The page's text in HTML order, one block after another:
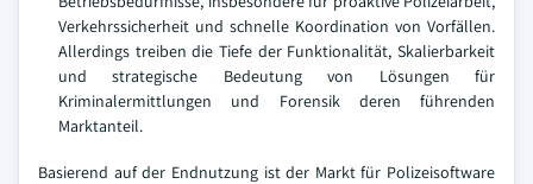
Verkehrssicherheit und schnelle Koordination von Vorfällen.
Allerdings treiben die Tiefe der Funktionalität, Skalierbarkeit
und strategische Bedeutung von Lösungen für
Kriminalermittlungen und Forensik deren führenden
Marktanteil.
Basierend auf der Endnutzung ist der Markt für Polizeisoftware